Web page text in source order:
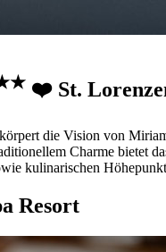
❤️ St.
die Vision von
Charme bietet
kulinarischen
Resort